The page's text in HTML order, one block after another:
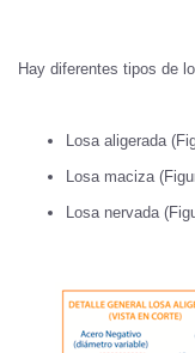
Hay diferentes tipos de
Losa aligerada
Losa maciza
Losa nervada